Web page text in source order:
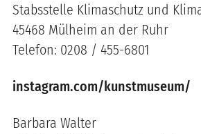
Stabsstelle Klimaschutz und
45468 Mülheim an der Ruhr
Telefon: 0208 / 455-6801
instagram.com/kunstmuseum/
Barbara Walter